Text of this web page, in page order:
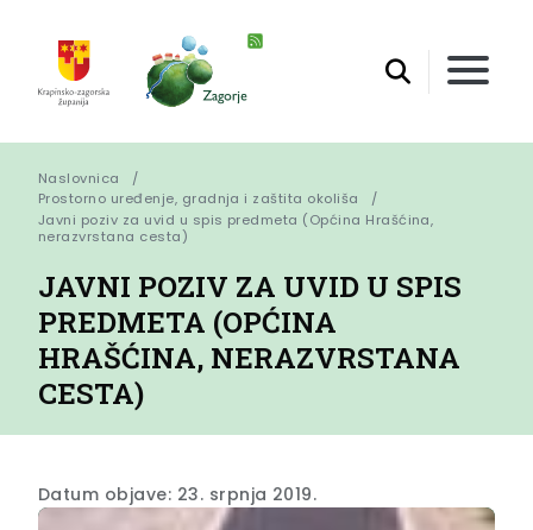
Naslovnica
Prostorno uređenje, gradnja i zaštita okoliša
Javni poziv za uvid u spis predmeta (Općina Hrašćina,
nerazvrstana cesta)
JAVNI POZIV ZA UVID U SPIS
PREDMETA (OPĆINA
HRAŠĆINA, NERAZVRSTANA
CESTA)
Datum objave: 23. srpnja 2019.